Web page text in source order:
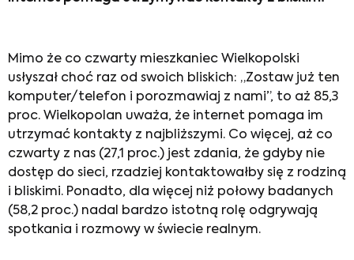
Mimo że co czwarty mieszkaniec Wielkopolski
usłyszał choć raz od swoich bliskich: „Zostaw już ten
komputer/telefon i porozmawiaj z nami”, to aż 85,3
proc. Wielkopolan uważa, że internet pomaga im
utrzymać kontakty z najbliższymi. Co więcej, aż co
czwarty z nas (27,1 proc.) jest zdania, że gdyby nie
dostęp do sieci, rzadziej kontaktowałby się z rodziną
i bliskimi. Ponadto, dla więcej niż połowy badanych
(58,2 proc.) nadal bardzo istotną rolę odgrywają
spotkania i rozmowy w świecie realnym.